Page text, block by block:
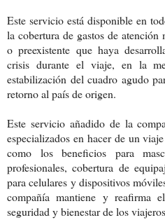
Este servicio está disponible en
la cobertura de gastos de
o preexistente que haya
crisis durante el viaje, en la
estabilización del cuadro agudo
retorno al país de origen.
Este servicio añadido de la
especializados en hacer de un
como los beneficios para
profesionales, cobertura de
para celulares y dispositivos
compañía mantiene y reafirma
seguridad y bienestar de los